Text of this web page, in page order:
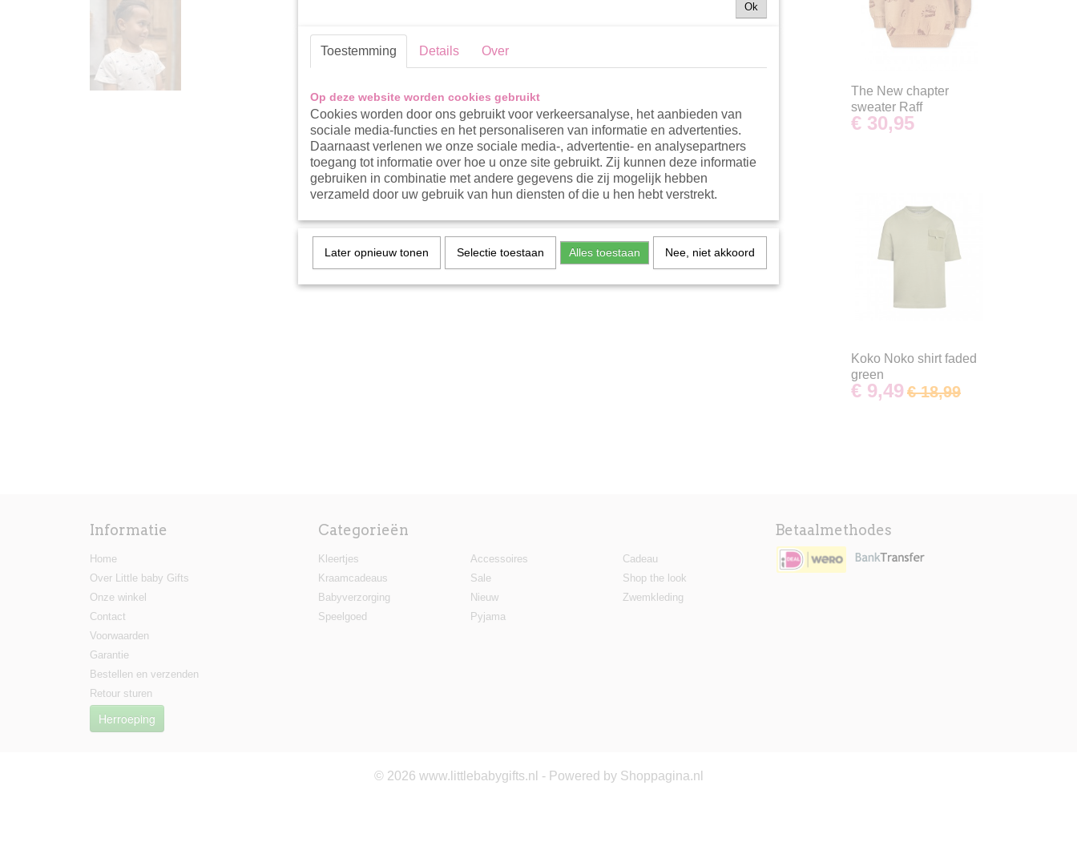
The New chapter
sweater Raff
€ 30,95
Koko Noko shirt faded
green
€ 9,49 € 18,99
Informatie
Home
Over Little baby Gifts
Onze winkel
Contact
Voorwaarden
Garantie
Bestellen en verzenden
Retour sturen
Herroeping
Categorieën
Kleertjes
Kraamcadeaus
Babyverzorging
Speelgoed
Accessoires
Sale
Nieuw
Pyjama
Cadeau
Shop the look
Zwemkleding
Betaalmethodes
© 2026 www.littlebabygifts.nl - Powered by Shoppagina.nl
Ok
Toestemming Details Over
Op deze website worden cookies gebruikt
Cookies worden door ons gebruikt voor verkeersanalyse, het aanbieden van
sociale media-functies en het personaliseren van informatie en advertenties.
Daarnaast verlenen we onze sociale media-, advertentie- en analysepartners
toegang tot informatie over hoe u onze site gebruikt. Zij kunnen deze informatie
gebruiken in combinatie met andere gegevens die zij mogelijk hebben
verzameld door uw gebruik van hun diensten of die u hen hebt verstrekt.
Later opnieuw tonen Selectie toestaan Alles toestaan Nee, niet akkoord